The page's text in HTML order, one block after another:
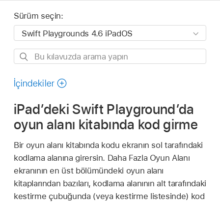
Sürüm seçin:
Bu
arama
İçindekiler
iPad’deki Swift Playground’da
oyun alanı kitabında kod girme
Bir oyun alanı kitabında kodu ekranın sol tarafındaki
kodlama alanına girersin. Daha Fazla Oyun Alanı
ekranının en üst bölümündeki oyun alanı
kitaplarından bazıları, kodlama alanının alt tarafındaki
kestirme çubuğunda (veya kestirme listesinde) kod